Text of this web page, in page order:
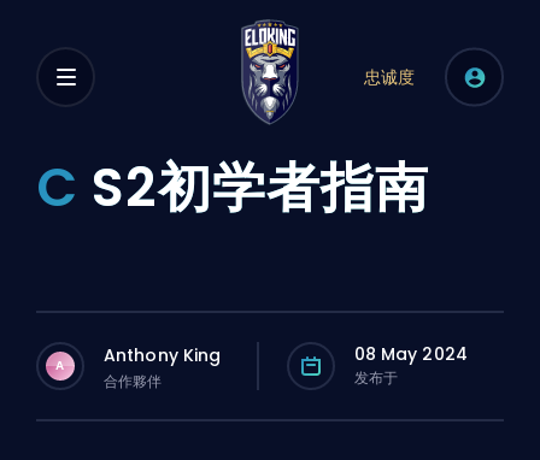
忠诚度
C S2初学者指南
A Anthony King
合作夥伴
08 May 2024
发布于